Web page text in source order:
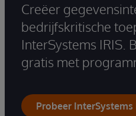
Creëer
bedrijfskritische
InterSystems IRIS.
gratis met
Probeer InterSystems